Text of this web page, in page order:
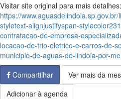
Visitar site original para mais detalhes:
https://
styletext-alignjustifyspan-
contratacao-de-empresa-
locacao-de-trio-eletrico-e-carros-de-
municipio-de-aguas-de-lindoia-por-
Compartilhar
Ver mais da
Adicionar à agenda